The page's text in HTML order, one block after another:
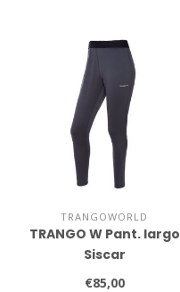
TRANGOWORLD
TRANGO W Pant. largo
Siscar
€85,00